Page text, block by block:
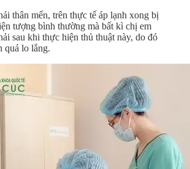
thân mến, trên thực tế áp lạnh xong bị
tượng bình thường mà bất kì chị em
sau khi thực hiện thủ thuật này, do đó
quá lo lắng.